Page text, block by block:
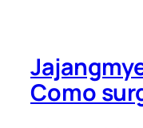
Como